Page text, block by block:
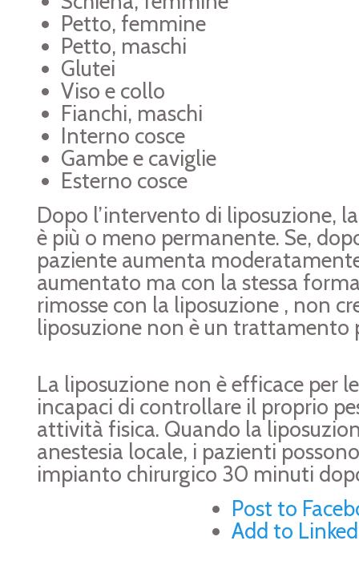
Petto, femmine
Petto, maschi
Glutei
Viso e collo
Fianchi, maschi
Interno cosce
Gambe e caviglie
Esterno cosce
Dopo l’intervento di liposuzione,
è più o meno permanente. Se,
paziente aumenta
aumentato ma con la stessa
rimosse con la liposuzione , non
liposuzione non è un trattamento
La liposuzione non è efficace per
incapaci di controllare il proprio
attività fisica. Quando la
anestesia locale, i pazienti
impianto chirurgico 30 minuti
Post to
Add to